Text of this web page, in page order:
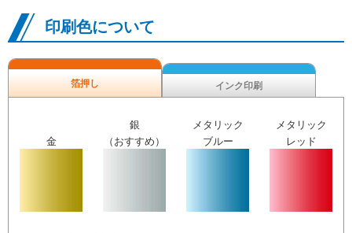
印刷色について
箔押し インク印刷
金
銀
（おすすめ）
メタリック
ブルー
メタリック
レッド